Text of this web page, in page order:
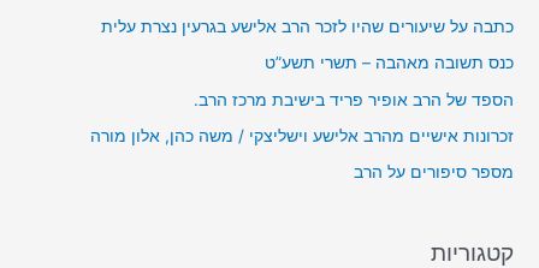
ד
י
ו
כתבה על שיעורים שהיו לזכר הרב אלישע בגרעין נצרת עלית
כנס תשובה מאהבה – תשרי תשע”ט
הספד של הרב אופיר פריד בישיבת מרכז הרב.
זכרונות אישיים מהרב אלישע וישליצקי / משה כהן, אלון מורה
מספר סיפורים על הרב
קטגוריות